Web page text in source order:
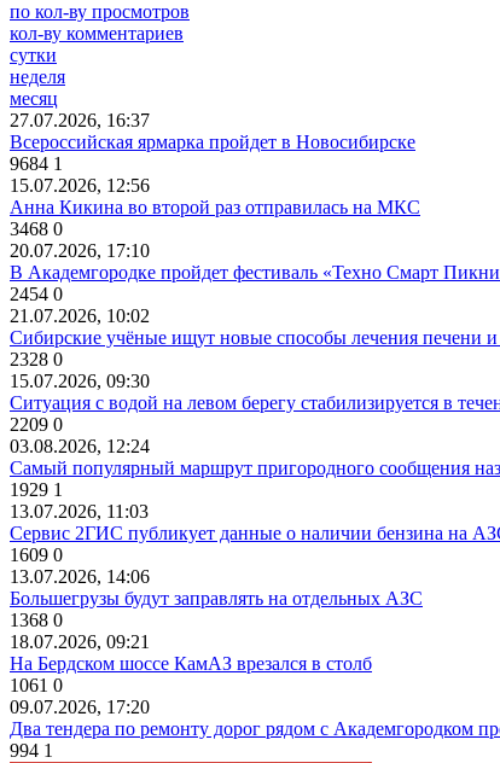
по кол-ву просмотров
кол-ву комментариев
сутки
неделя
месяц
27.07.2026, 16:37
Всероссийская ярмарка пройдет в Новосибирске
9684 1
15.07.2026, 12:56
Анна Кикина во второй раз отправилась на МКС
3468 0
20.07.2026, 17:10
В Академгородке пройдет фестиваль «Техно Смарт
2454 0
21.07.2026, 10:02
Сибирские учёные ищут новые способы лечения печени
2328 0
15.07.2026, 09:30
Ситуация с водой на левом берегу стабилизируется в
2209 0
03.08.2026, 12:24
Самый популярный маршрут пригородного сообщения
1929 1
13.07.2026, 11:03
Сервис 2ГИС публикует данные о наличии бензина на
1609 0
13.07.2026, 14:06
Большегрузы будут заправлять на отдельных АЗС
1368 0
18.07.2026, 09:21
На Бердском шоссе КамАЗ врезался в столб
1061 0
09.07.2026, 17:20
Два тендера по ремонту дорог рядом с Академгородком
994 1